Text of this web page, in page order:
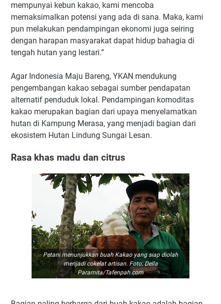
mempunyai kebun kakao, kami mencoba
memaksimalkan potensi yang ada di sana. Maka, kami
pun melakukan pendampingan ekonomi juga seiring
dengan harapan masyarakat dapat hidup bahagia di
tengah hutan yang lestari.”
Agar Indonesia Maju Bareng, YKAN mendukung
pengembangan kakao sebagai sumber pendapatan
alternatif penduduk lokal. Pendampingan komoditas
kakao merupakan bagian dari upaya menyelamatkan
hutan di Kampung Merasa, yang menjadi bagian dari
ekosistem Hutan Lindung Sungai Lesan.
Rasa khas madu dan citrus
Petani menunjukkan buah Kakao yang siap diolah
menjadi cokelat artisan. Foto: Della
Paramita/Tafenpah.com